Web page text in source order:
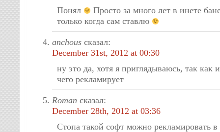
Понял
Просто за много лет в инете
только когда сам ставлю
anchous сказал:
December 31st, 2012 at 00:30
ну это да, хотя я приглядываюсь, так как
чего рекламирует
Roman сказал:
December 28th, 2012 at 03:36
Стопа такой софт можно рекламировать